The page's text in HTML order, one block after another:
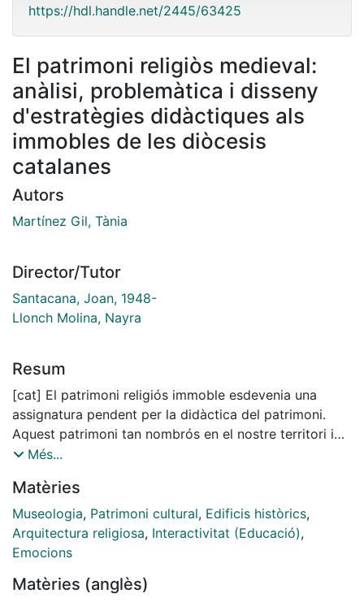
https://hdl.handle.net/2445/63425
El patrimoni religiòs medieval:
anàlisi, problemàtica i disseny
d'estratègies didàctiques als
immobles de les diòcesis
catalanes
Autors
Martínez Gil, Tània
Director/Tutor
Santacana, Joan, 1948-
Llonch Molina, Nayra
Resum
[cat] El patrimoni religiós immoble esdevenia una
assignatura pendent per la didàctica del patrimoni.
Aquest patrimoni tan nombrós en el nostre territori i
tan lligat als esdeveniments del passat històric, a les
buit d’interpretacions que ajudessin a entendre la
complexitat d’aquests espais. Aquest buit va motivar
la recerca generant contínuament qüestions i dubtes
que van impulsar els passos d’aquest treball perquè en
ruptures; la societat, la cultura i també la religió viuen
Més...
Matèries
Museologia, Patrimoni cultural, Edificis històrics,
Arquitectura religiosa, Interactivitat (Educació),
Emocions
Matèries (anglès)